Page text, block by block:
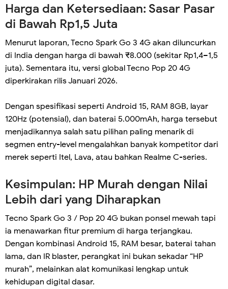
Harga dan Ketersediaan: Sasar Pasar
di Bawah Rp1,5 Juta
Menurut laporan, Tecno Spark Go 3 4G akan diluncurkan
di India dengan harga di bawah ₹8.000 (sekitar Rp1,4–1,5
juta). Sementara itu, versi global Tecno Pop 20 4G
diperkirakan rilis Januari 2026.
Dengan spesifikasi seperti Android 15, RAM 8GB, layar
120Hz (potensial), dan baterai 5.000mAh, harga tersebut
menjadikannya salah satu pilihan paling menarik di
segmen entry-level mengalahkan banyak kompetitor dari
merek seperti Itel, Lava, atau bahkan Realme C-series.
Kesimpulan: HP Murah dengan Nilai
Lebih dari yang Diharapkan
Tecno Spark Go 3 / Pop 20 4G bukan ponsel mewah tapi
ia menawarkan fitur premium di harga terjangkau.
Dengan kombinasi Android 15, RAM besar, baterai tahan
lama, dan IR blaster, perangkat ini bukan sekadar “HP
murah”, melainkan alat komunikasi lengkap untuk
kehidupan digital dasar.